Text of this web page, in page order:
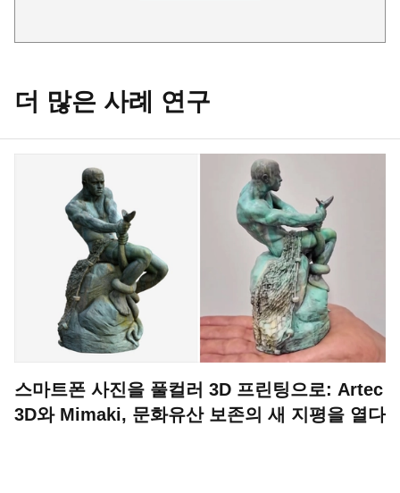
더 많은 사례 연구
스마트폰 사진을 풀컬러 3D 프린팅으로: Artec
3D와 Mimaki, 문화유산 보존의 새 지평을 열다